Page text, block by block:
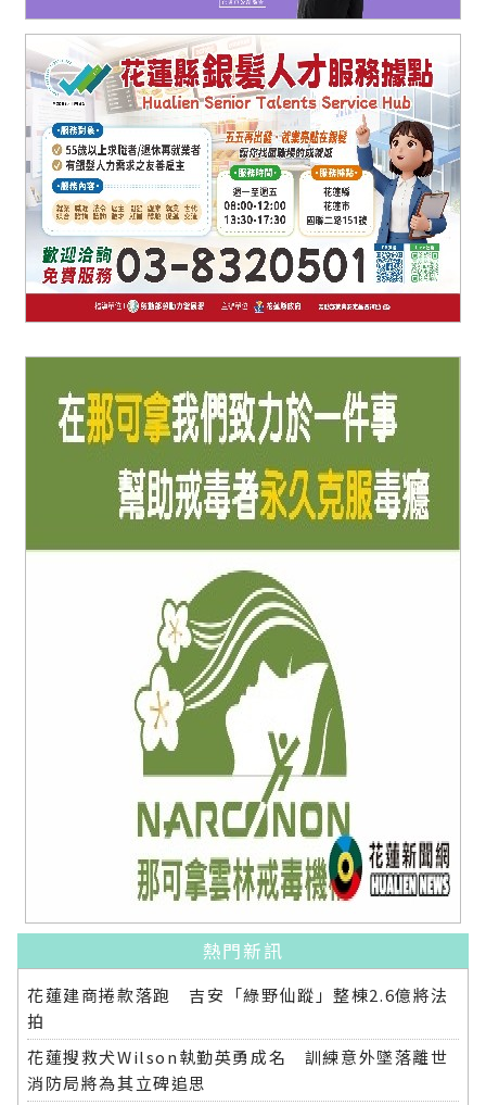
熱門新訊
花蓮建商捲款落跑 吉安「綠野仙蹤」整棟2.6億將法
拍
花蓮搜救犬Wilson執勤英勇成名 訓練意外墜落離世
消防局將為其立碑追思